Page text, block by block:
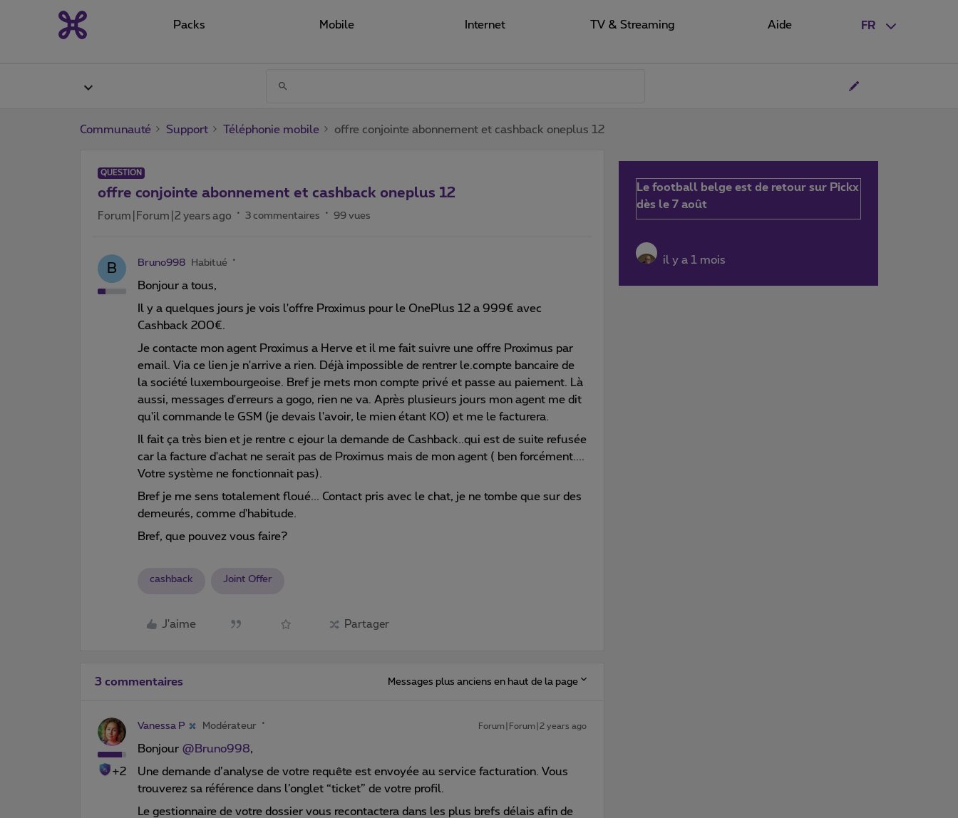
FR
Packs Mobile Internet TV & Streaming Aide
Communauté Support Téléphonie mobile offre conjointe abonnement et cashback oneplus 12
QUESTION
offre conjointe abonnement et cashback oneplus 12
Forum|Forum|2 years ago 3 commentaires 99 vues
B Bruno998 Habitué
Bonjour a tous,
Il y a quelques jours je vois l'offre Proximus pour le OnePlus 12 a 999€ avec
Cashback 200€.
Je contacte mon agent Proximus a Herve et il me fait suivre une offre Proximus par
email. Via ce lien je n'arrive a rien. Déjà impossible de rentrer le.compte bancaire de
la société luxembourgeoise. Bref je mets mon compte privé et passe au paiement. Là
aussi, messages d'erreurs a gogo, rien ne va. Après plusieurs jours mon agent me dit
qu'il commande le GSM (je devais l'avoir, le mien étant KO) et me le facturera.
Il fait ça très bien et je rentre c ejour la demande de Cashback..qui est de suite refusée
car la facture d'achat ne serait pas de Proximus mais de mon agent ( ben forcément....
Votre système ne fonctionnait pas).
Bref je me sens totalement floué... Contact pris avec le chat, je ne tombe que sur des
demeurés, comme d'habitude.
Bref, que pouvez vous faire?
cashback Joint Offer
J'aime Partager
3 commentaires Messages plus anciens en haut de la page
+2
Vanessa P Modérateur Forum|Forum|2 years ago
Bonjour @Bruno998,
Une demande d’analyse de votre requête est envoyée au service facturation. Vous
trouverez sa référence dans l’onglet “ticket” de votre profil.
Le gestionnaire de votre dossier vous recontactera dans les plus brefs délais afin de
Le football belge est de retour sur Pickx
dès le 7 août
il y a 1 mois